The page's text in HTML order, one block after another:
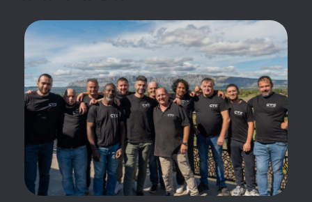
Générateur climatique
Loyer* / mois
à partir de 4000€ HT
*Données non contractuelles et modifiables sans
préavis.
Tarifs hors prestation de livraison et mise en service.